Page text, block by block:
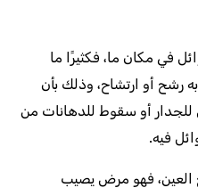
في مكان ما، فكثيرًا ما
رشح أو ارتشاح، وذلك بأن
للجدار أو سقوط للدهانات من
فيه.
العين، فهو مرض يصيب